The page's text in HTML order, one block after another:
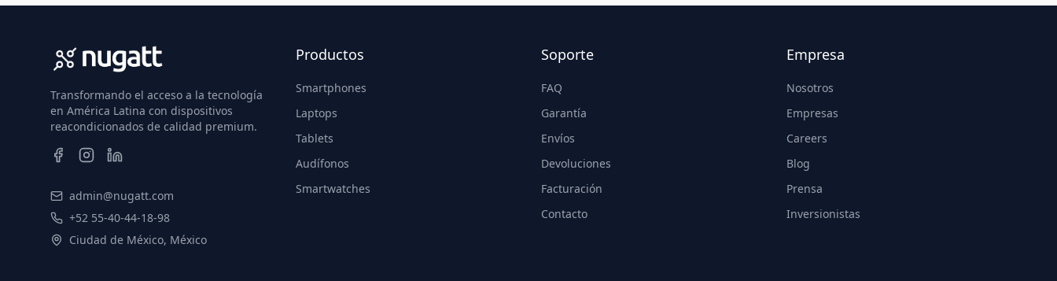
Transformando el acceso a la tecnología
en América Latina con dispositivos
reacondicionados de calidad premium.
admin@nugatt.com
+52 55-40-44-18-98
Ciudad de México, México
Productos
Smartphones
Laptops
Tablets
Audífonos
Smartwatches
Soporte
FAQ
Garantía
Envíos
Devoluciones
Facturación
Contacto
Empresa
Nosotros
Empresas
Careers
Blog
Prensa
Inversionistas